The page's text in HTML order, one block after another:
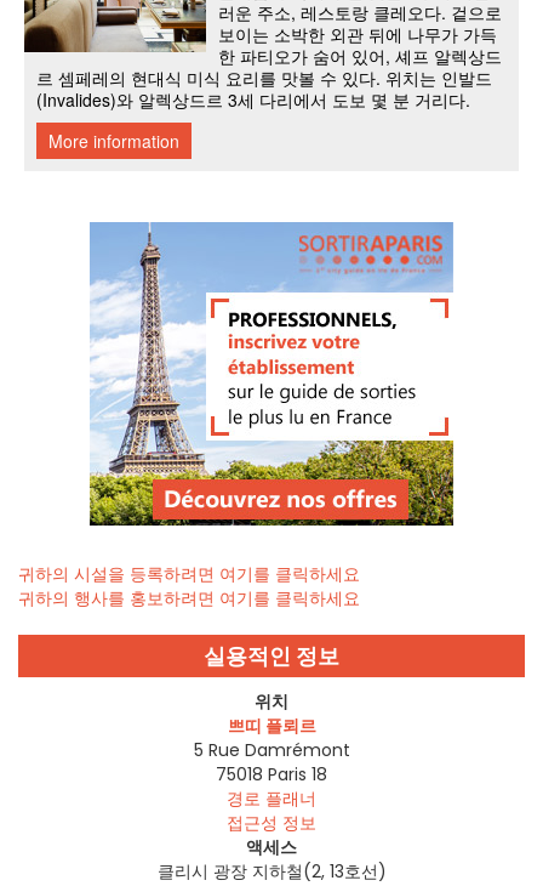
귀하의 시설을 등록하려면 여기를 클릭하세요
귀하의 행사를 홍보하려면 여기를 클릭하세요
실용적인 정보
위치
쁘띠 플뢰르
5 Rue Damrémont
75018 Paris 18
경로 플래너
접근성 정보
액세스
클리시 광장 지하철(2, 13호선)